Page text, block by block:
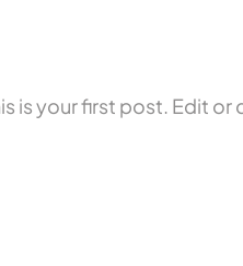
is your first post. Edit